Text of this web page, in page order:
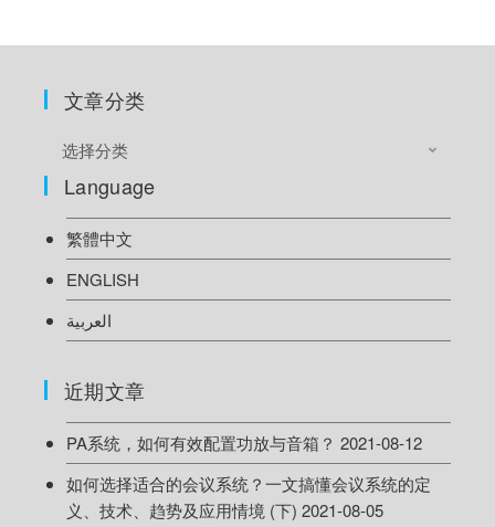
文章分类
选择分类
Language
繁體中文
ENGLISH
العربية
近期文章
PA系统，如何有效配置功放与音箱？ 2021-08-12
如何选择适合的会议系统？一文搞懂会议系统的定
义、技术、趋势及应用情境 (下) 2021-08-05